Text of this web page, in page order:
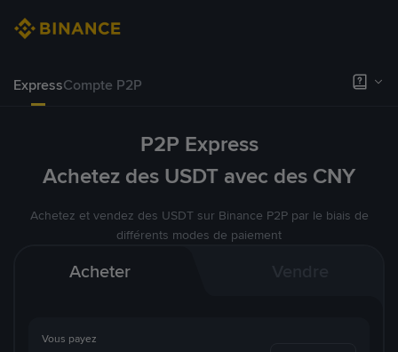
ExpressCompte P2P
P2P Express
Achetez des USDT avec des CNY
Achetez et vendez des USDT sur Binance P2P par le biais de
différents modes de paiement
Acheter
Vous payez